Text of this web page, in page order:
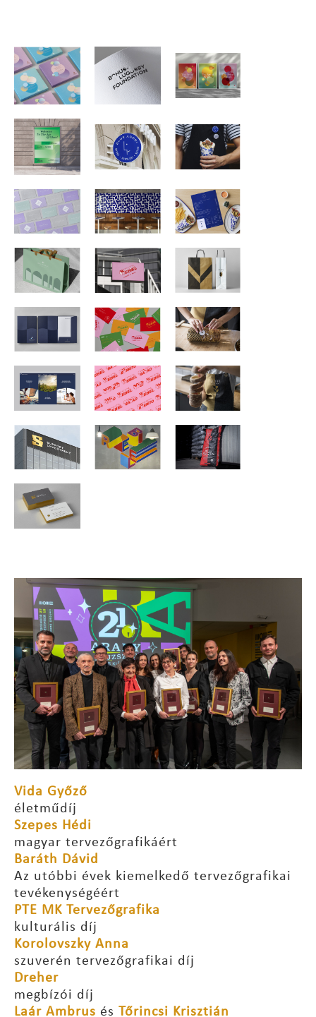
Vida Győző
életműdíj
Szepes Hédi
magyar tervezőgrafikáért
Baráth Dávid
Az utóbbi évek kiemelkedő tervezőgrafikai
tevékenységéért
PTE MK Tervezőgrafika
kulturális díj
Korolovszky Anna
szuverén tervezőgrafikai díj
Dreher
megbízói díj
Laár Ambrus és Tőrincsi Krisztián